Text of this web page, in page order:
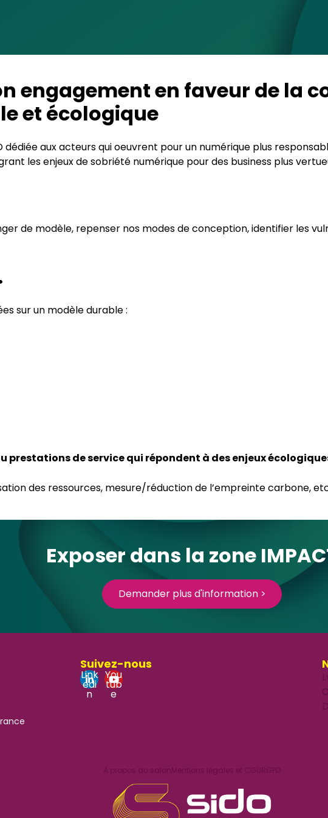
engagement en faveur de la
et écologique
dédiée aux acteurs qui oeuvrent pour un numérique plus
les enjeux de sobriété numérique pour des business plus
de modèle, repenser nos modes de conception, identifier les
sur un modèle durable :
prestations de service qui répondent à des enjeux
des ressources, mesure/réduction de l’empreinte carbone,
Exposer dans la zone
Demander plus d'information >
Suivez-nous
Link
edi
n
You
tub
e
À propos du salonMentions légales et CGURGPD